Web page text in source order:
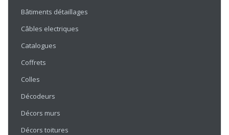
Bâtiments détaillages
Câbles electriques
Catalogues
Coffrets
Colles
Décodeurs
Décors murs
Décors toitures